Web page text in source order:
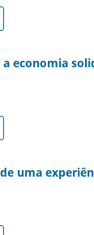
a economia
uma